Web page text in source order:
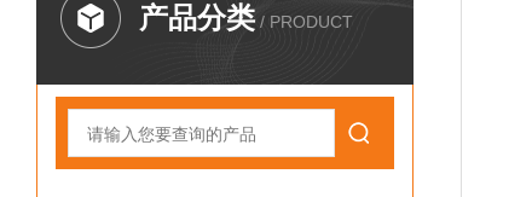
产品分类 / PRODUCT